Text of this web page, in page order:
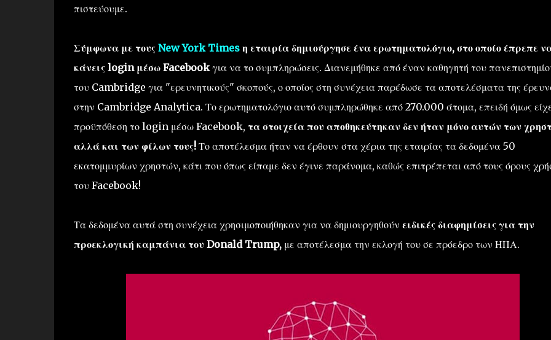
πιστεύουμε.
Σύμφωνα με τους New York Timesη εταιρία δημιούργησε ένα ερωτηματολόγιο, στο οποίο έπρεπε
κάνεις login μέσω Facebookγια να το συμπληρώσεις. Διανεμήθηκε από έναν καθηγητή του
του Cambridge για "ερευνητικούς" σκοπούς, ο οποίος στη συνέχεια παρέδωσε τα αποτελέσματα της
στην Cambridge Analytica. Το ερωτηματολόγιο αυτό συμπληρώθηκε από 270.000 άτομα, επειδή όμως
προϋπόθεση το login μέσω Facebook, τα στοιχεία που αποθηκεύτηκαν δεν ήταν μόνο αυτών των
αλλά και των φίλων τους!Το αποτέλεσμα ήταν να έρθουν στα χέρια της εταιρίας τα δεδομένα 50
εκατομμυρίων χρηστών, κάτι που όπως είπαμε δεν έγινε παράνομα, καθώς επιτρέπεται από τους όρους
του Facebook!
Τα δεδομένα αυτά στη συνέχεια χρησιμοποιήθηκαν για να δημιουργηθούν ειδικές διαφημίσεις για την
προεκλογική καμπάνια του Donald Trump,με αποτέλεσμα την εκλογή του σε πρόεδρο των ΗΠΑ.